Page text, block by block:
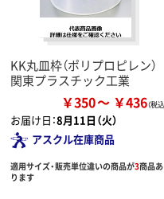
KK丸皿枠（ポリプロピレン）
関東プラスチック工業
￥350 ￥436
お届け日：8月11日（火）
アスクル在庫商品
適用サイズ・販売単位違いの商品が3商品あ
ります